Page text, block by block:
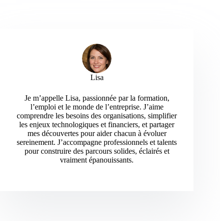
Lisa
Je m’appelle Lisa, passionnée par la formation,
l’emploi et le monde de l’entreprise. J’aime
comprendre les besoins des organisations, simplifier
les enjeux technologiques et financiers, et partager
mes découvertes pour aider chacun à évoluer
sereinement. J’accompagne professionnels et talents
pour construire des parcours solides, éclairés et
vraiment épanouissants.